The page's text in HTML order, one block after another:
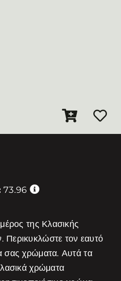
73.96
της Κλασικής
τον εαυτό
σας χρώματα. Αυτά τα
χρώματα